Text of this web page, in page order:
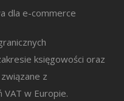
dla e-commerce
księgowości oraz
z
VAT w Europie.